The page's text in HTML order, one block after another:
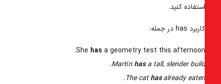
استفاده کنید.
کاربرد has در جمله:
Shehasa geometry test this afternoon.
Martínhasa tall, slender build.
The cathasalready eaten.